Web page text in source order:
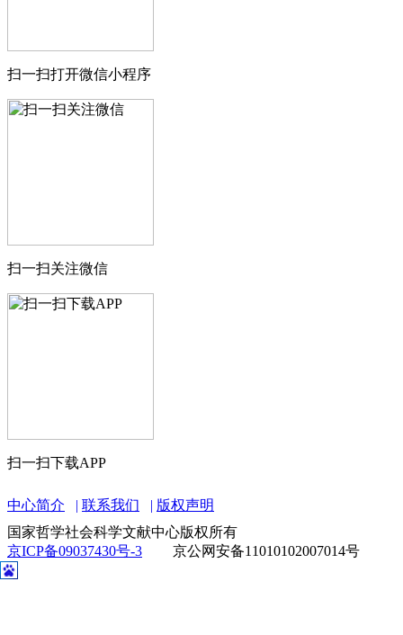
扫一扫打开微信小程序
扫一扫关注微信
扫一扫下载APP
中心简介 联系我们
版权声明
国家哲学社会科学文献中心版权所有
京ICP备09037430号-3
京公网安备11010102007014号